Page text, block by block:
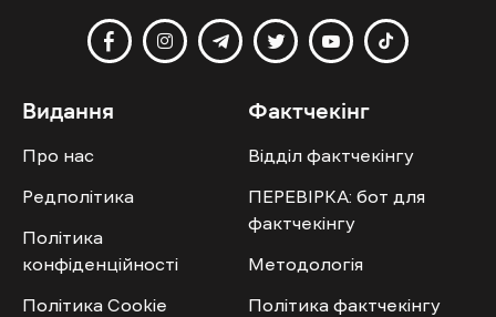
Видання
Про нас
Редполітика
Політика
конфіденційності
Політика Cookie
Фактчекінг
Відділ фактчекінгу
ПЕРЕВІРКА: бот для
фактчекінгу
Методологія
Політика фактчекінгу